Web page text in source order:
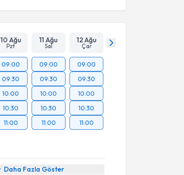
10 Ağu
Pzt
11 Ağu
Sal
12 Ağu
Çar
09:00
09:30
10:00
10:30
11:00
09:00
09:30
10:00
10:30
11:00
09:00
09:30
10:00
10:30
11:00
Daha Fazla Göster